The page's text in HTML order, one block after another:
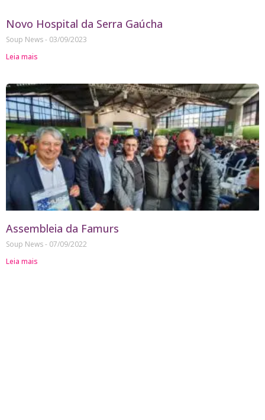
Novo Hospital da Serra Gaúcha
Soup News
03/09/2023
Leia mais
Assembleia da Famurs
Soup News
07/09/2022
Leia mais